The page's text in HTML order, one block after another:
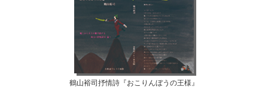
鶴山裕司抒情詩『おこりんぼうの王様』